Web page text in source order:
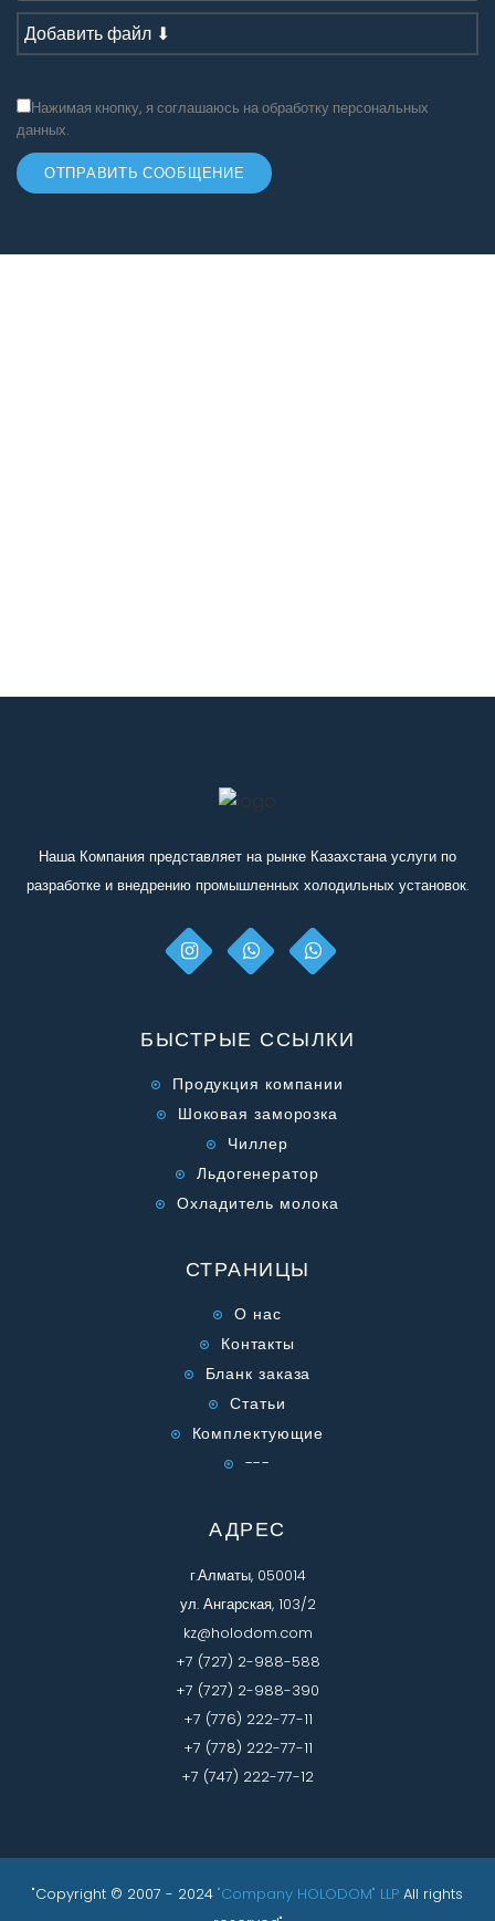
Добавить файл ⬇
Нажимая кнопку, я соглашаюсь на обработку персональных
данных.
ОТПРАВИТЬ СООБЩЕНИЕ
Наша Компания представляет на рынке Казахстана услуги по
разработке и внедрению промышленных холодильных установок.
БЫСТРЫЕ ССЫЛКИ
Продукция компании
Шоковая заморозка
Чиллер
Льдогенератор
Охладитель молока
СТРАНИЦЫ
О нас
Контакты
Бланк заказа
Статьи
Комплектующие
---
АДРЕС
г.Алматы, 050014
ул. Ангарская, 103/2
kz@holodom.com
+7 (727) 2-988-588
+7 (727) 2-988-390
+7 (776) 222-77-11
+7 (778) 222-77-11
+7 (747) 222-77-12
"Copyright © 2007 - 2024 "Company HOLODOM" LLP All rights